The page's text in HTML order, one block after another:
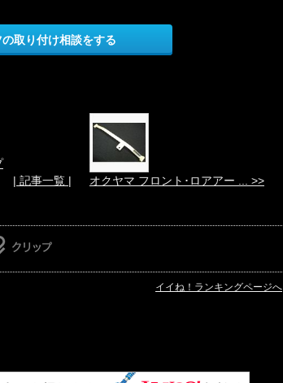
取り付け相談をする
| 記事一覧 | オクヤマ フロント･ロアアー ... >>
イイね！ランキングページへ